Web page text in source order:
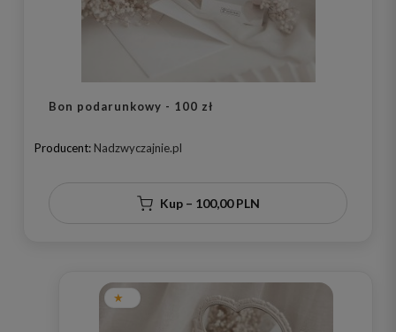
Bon podarunkowy - 100 zł
Producent: Nadzwyczajnie.pl
Kup – 100,00 PLN